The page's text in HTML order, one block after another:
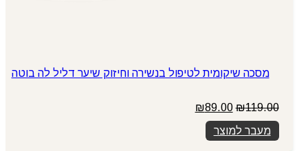
מסכה שיקומית לטיפול בנשירה וחיזוק שיער דליל לה בוטה
₪119.00
המחיר
המקורי
היה:
₪119.00.
₪89.00
מעבר למוצר